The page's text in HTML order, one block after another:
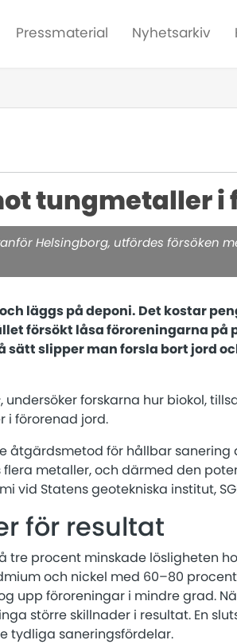
Pressmaterial Nyhetsarkiv
tungmetaller i
Helsingborg, utfördes försöken
läggs på deponi. Det kostar
försökt låsa föroreningarna på
sätt slipper man forsla bort jord
, undersöker forskarna hur biokol,
i förorenad jord.
åtgärdsmetod för hållbar
metaller, och därmed den
vid Statens geotekniska institut,
för resultat
tre procent minskade lösligheten
och nickel med 60–80
upp föroreningar i mindre grad.
större skillnader i resultat. En
tydliga saneringsfördelar.